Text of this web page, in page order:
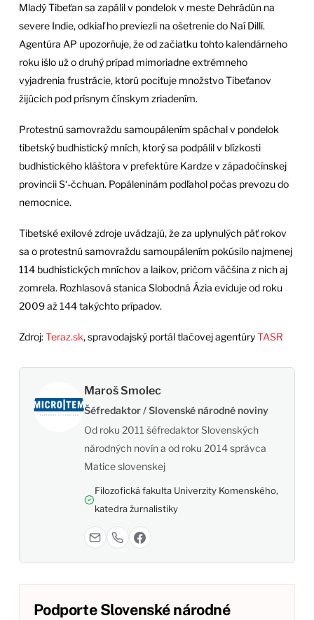
Mladý Tibeťan sa zapálil v pondelok v meste Dehrádún na
severe Indie, odkiaľ ho previezli na ošetrenie do Naí Dillí.
Agentúra AP upozorňuje, že od začiatku tohto kalendárneho
roku išlo už o druhý prípad mimoriadne extrémneho
vyjadrenia frustrácie, ktorú pociťuje množstvo Tibeťanov
žijúcich pod prísnym čínskym zriadením.
Protestnú samovraždu samoupálením spáchal v pondelok
tibetský budhistický mních, ktorý sa podpálil v blízkosti
budhistického kláštora v prefektúre Kardze v západočínskej
provincii S‘-čchuan. Popáleninám podľahol počas prevozu do
nemocnice.
Tibetské exilové zdroje uvádzajú, že za uplynulých päť rokov
sa o protestnú samovraždu samoupálením pokúsilo najmenej
114 budhistických mníchov a laikov, pričom väčšina z nich aj
zomrela. Rozhlasová stanica Slobodná Ázia eviduje od roku
2009 až 144 takýchto prípadov.
Zdroj:Teraz.sk, spravodajský portál tlačovej agentúryTASR
Maroš Smolec
Šéfredaktor / Slovenské národné noviny
Od roku 2011 šéfredaktor Slovenských
národných novín a od roku 2014 správca
Matice slovenskej
Filozofická fakulta Univerzity Komenského,
katedra žurnalistiky
Podporte Slovenské národné